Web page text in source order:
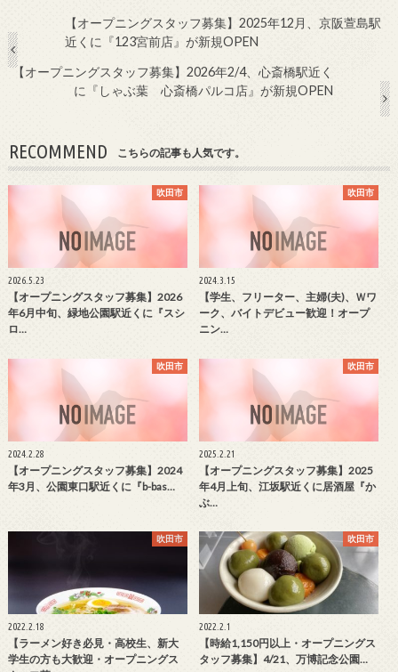
【オープニングスタッフ募集】2025年12月、京阪萱島駅
近くに『123宮前店』が新規OPEN
【オープニングスタッフ募集】2026年2/4、心斎橋駅近く
に『しゃぶ葉 心斎橋パルコ店』が新規OPEN
RECOMMEND こちらの記事も人気です。
吹田市
2026.5.23
【オープニングスタッフ募集】2026
年6月中旬、緑地公園駅近くに『スシ
ロ…
吹田市
2024.3.15
【学生、フリーター、主婦(夫)、Ｗワ
ーク、バイトデビュー歓迎！オープ
ニン…
吹田市
2024.2.28
【オープニングスタッフ募集】2024
年3月、公園東口駅近くに『b-bas…
吹田市
2025.2.21
【オープニングスタッフ募集】2025
年4月上旬、江坂駅近くに居酒屋『か
ぶ…
吹田市
2022.2.18
【ラーメン好き必見・高校生、新大
学生の方も大歓迎・オープニングス
吹田市
2022.2.1
【時給1,150円以上・オープニングス
タッフ募集】4/21、万博記念公園…